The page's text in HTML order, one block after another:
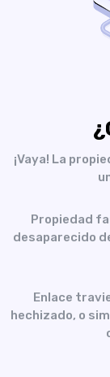
¡Vaya! La
Propiedad
desaparecido
Enlace
hechizado, o